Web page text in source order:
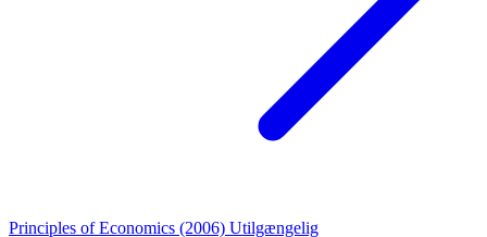
Principles of Economics (2006) Utilgængelig